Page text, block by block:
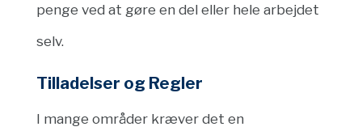
penge ved at gøre en del eller hele arbejdet
selv.
Tilladelser og Regler
I mange områder kræver det en